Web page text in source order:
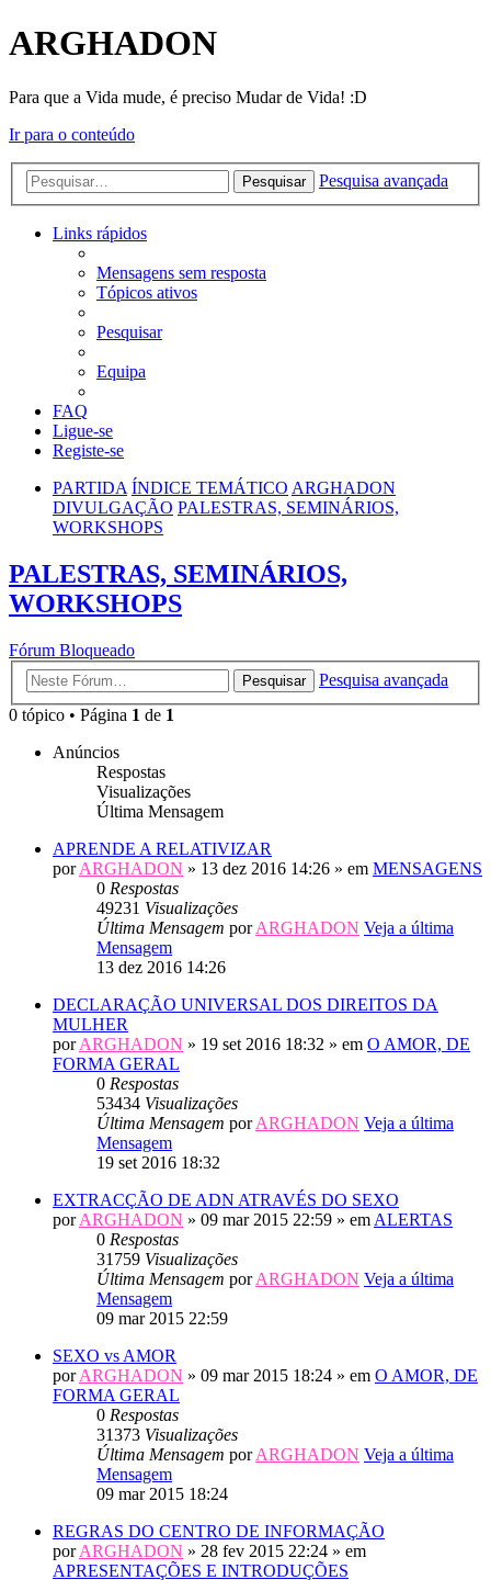
ARGHADON
Para que a Vida mude, é preciso Mudar de Vida! :D
Ir para o conteúdo
Pesquisar Pesquisa avançada
Links rápidos
Mensagens sem resposta
Tópicos ativos
Pesquisar
Equipa
FAQ
Ligue-se
Registe-se
PARTIDA ÍNDICE TEMÁTICO ARGHADON
DIVULGAÇÃO PALESTRAS, SEMINÁRIOS,
WORKSHOPS
PALESTRAS, SEMINÁRIOS,
WORKSHOPS
Fórum Bloqueado
Pesquisar
Pesquisa avançada
0 tópico • Página 1 de 1
Anúncios
Respostas
Visualizações
Última Mensagem
APRENDE A RELATIVIZAR
porARGHADON » 13 dez 2016 14:26 » em MENSAGENS
0 Respostas
49231 Visualizações
Última Mensagem porARGHADON Veja a última
Mensagem
13 dez 2016 14:26
DECLARAÇÃO UNIVERSAL DOS DIREITOS DA
MULHER
porARGHADON » 19 set 2016 18:32 » em O AMOR, DE
FORMA GERAL
0 Respostas
53434 Visualizações
Última Mensagem porARGHADON Veja a última
Mensagem
19 set 2016 18:32
EXTRACÇÃO DE ADN ATRAVÉS DO SEXO
porARGHADON » 09 mar 2015 22:59 » em ALERTAS
0 Respostas
31759 Visualizações
Última Mensagem porARGHADON Veja a última
Mensagem
09 mar 2015 22:59
SEXO vs AMOR
porARGHADON » 09 mar 2015 18:24 » em O AMOR, DE
FORMA GERAL
0 Respostas
31373 Visualizações
Última Mensagem porARGHADON Veja a última
Mensagem
09 mar 2015 18:24
REGRAS DO CENTRO DE INFORMAÇÃO
porARGHADON » 28 fev 2015 22:24 » em
APRESENTAÇÕES E INTRODUÇÕES